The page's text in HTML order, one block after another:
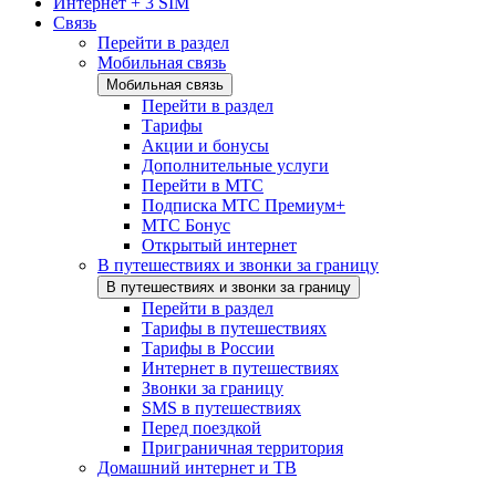
Связь
Перейти в раздел
Мобильная связь
Мобильная связь
Перейти в раздел
Тарифы
Акции и бонусы
Дополнительные услуги
Перейти в МТС
Подписка МТС Премиум+
МТС Бонус
Открытый интернет
В путешествиях и звонки за границу
В путешествиях и звонки за границу
Перейти в раздел
Тарифы в путешествиях
Тарифы в России
Интернет в путешествиях
Звонки за границу
SMS в путешествиях
Перед поездкой
Приграничная территория
Домашний интернет и ТВ